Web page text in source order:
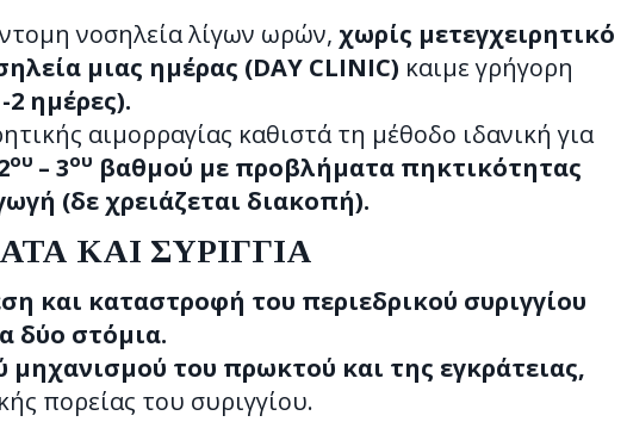
νοσηλεία λίγων ωρών, χωρίς μετεγχειρητικό
μιας ημέρας (DAY CLINIC) καιμε γρήγορη
2 ημέρες).
αιμορραγίας καθιστά τη μέθοδο ιδανική για
ου – 3ου βαθμού με προβλήματα πηκτικότητας
(δε χρειάζεται διακοπή).
ΚΑΙ ΣΥΡΙΓΓΙΑ
και καταστροφή του περιεδρικού συριγγίου
δύο στόμια.
του πρωκτού και της εγκράτειας,
πορείας του συριγγίου.